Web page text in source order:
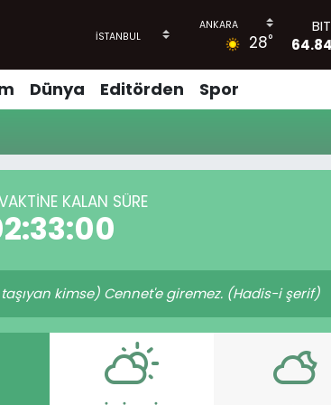
28°
Dünya Editörden Spor
KALAN SÜRE
kimse) Cennet'e giremez. (Hadis-i şerif)